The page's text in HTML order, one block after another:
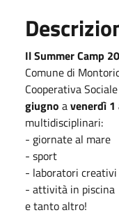
Il Summer Camp
Comune di
Cooperativa
giugno avenerdì
multidisciplinari:
- giornate al mare
- sport
- laboratori creativi
- attività in piscina
e tanto altro!